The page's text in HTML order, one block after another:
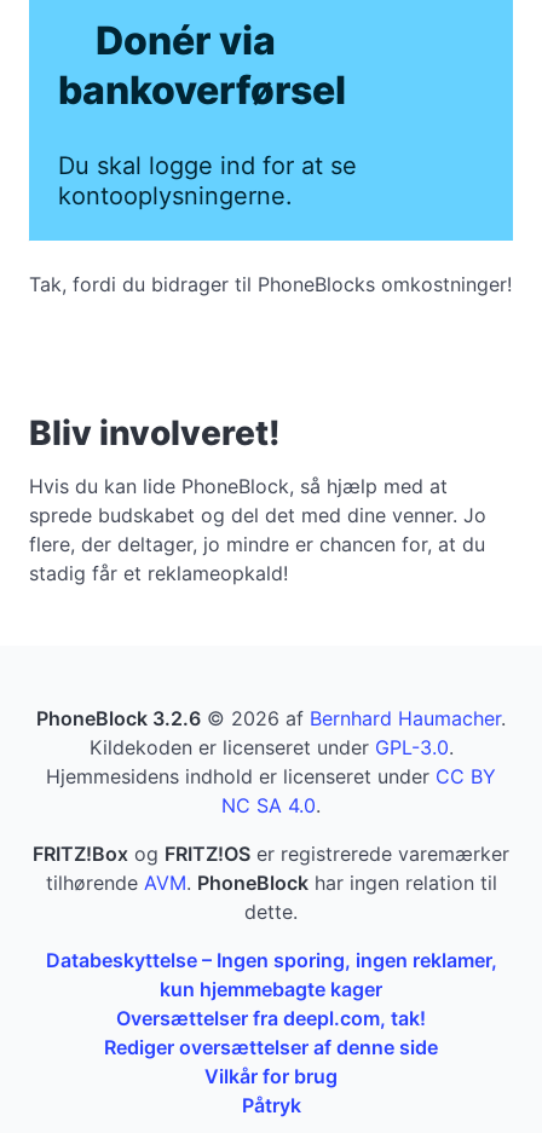
Donér via
bankoverførsel
Du skal logge ind for at se
kontooplysningerne.
Tak, fordi du bidrager til PhoneBlocks omkostninger!
Bliv involveret!
Hvis du kan lide PhoneBlock, så hjælp med at
sprede budskabet og del det med dine venner. Jo
flere, der deltager, jo mindre er chancen for, at du
stadig får et reklameopkald!
PhoneBlock 3.2.6 © 2026 af Bernhard Haumacher.
Kildekoden er licenseret under GPL-3.0.
Hjemmesidens indhold er licenseret under CC BY
NC SA 4.0.
FRITZ!Box og FRITZ!OS er registrerede varemærker
tilhørende AVM. PhoneBlockhar ingen relation til
dette.
Databeskyttelse – Ingen sporing, ingen reklamer,
kun hjemmebagte kager
Oversættelser fra deepl.com, tak!
Rediger oversættelser af denne side
Vilkår for brug
Påtryk